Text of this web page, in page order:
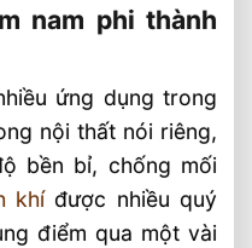
nam phi thành
ứng dụng trong
nội thất nói riêng,
bền bỉ, chống mối
khíđược nhiều quý
điểm qua một vài